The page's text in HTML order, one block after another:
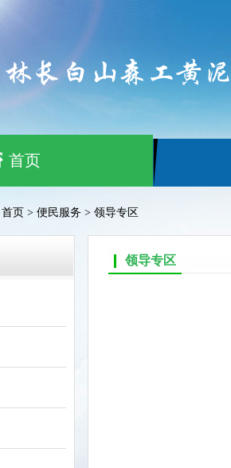
首页
页 > 便民服务 > 领导专区
领导专区